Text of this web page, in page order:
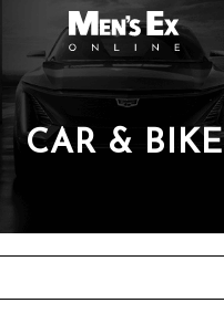
CAR & BIKE